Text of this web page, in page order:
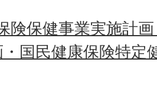
険保健事業実施計
国民健康保険特定